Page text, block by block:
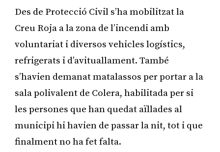
Des de Protecció Civil s’ha mobilitzat la
Creu Roja a la zona de l’incendi amb
voluntariat i diversos vehicles logístics,
refrigerats i d’avituallament. També
s’havien demanat matalassos per portar a la
sala polivalent de Colera, habilitada per si
les persones que han quedat aïllades al
municipi hi havien de passar la nit, tot i que
finalment no ha fet falta.